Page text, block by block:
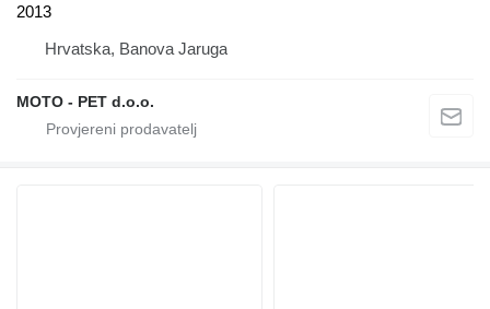
2013
Hrvatska, Banova Jaruga
MOTO - PET d.o.o.